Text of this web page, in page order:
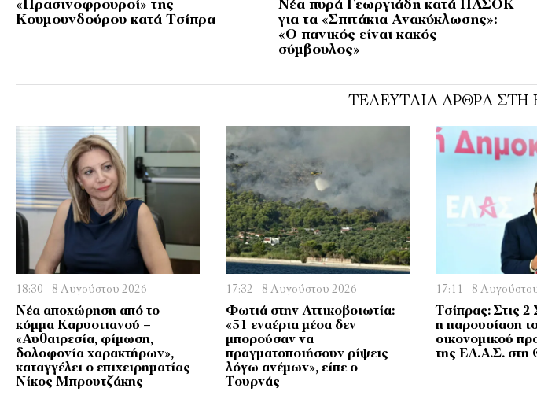
«Πρασινοφρουροί» της
Κουμουνδούρου κατά Τσίπρα
Νέα πυρά Γεωργιάδη κατά ΠΑΣΟΚ
για τα «Σπιτάκια Ανακύκλωσης»:
«Ο πανικός είναι κακός
σύμβουλος»
ΤΕΛΕΥΤΑΊΑ ΆΡΘΡΑ ΣΤΗ
18:30 - 8 Αυγούστου 2026
Νέα αποχώρηση από το
κόμμα Καρυστιανού –
«Αυθαιρεσία, φίμωση,
δολοφονία χαρακτήρων»,
καταγγέλει ο επιχειρηματίας
Νίκος Μπρουτζάκης
17:32 - 8 Αυγούστου 2026
Φωτιά στην Αττικοβοιωτία:
«51 εναέρια μέσα δεν
μπορούσαν να
πραγματοποιήσουν ρίψεις
λόγω ανέμων», είπε ο
Τουρνάς
17:11 - 8
Τσίπρας: Στις 2
η παρουσίαση
οικονομικού
της ΕΛ.Α.Σ. στη